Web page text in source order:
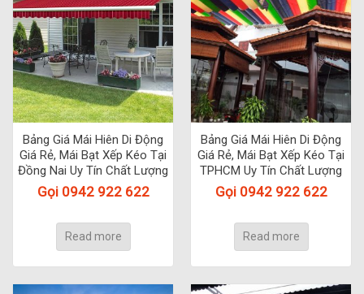
Bảng Giá Mái Hiên Di Động
Giá Rẻ, Mái Bạt Xếp Kéo Tại
Đồng Nai Uy Tín Chất Lượng
Gọi 0942 922 622
Read more
Bảng Giá Mái Hiên Di Động
Giá Rẻ, Mái Bạt Xếp Kéo Tại
TPHCM Uy Tín Chất Lượng
Gọi 0942 922 622
Read more